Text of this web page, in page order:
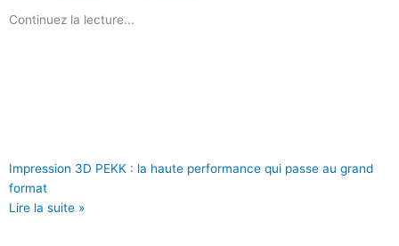
e
t
t
Continuez la lecture...
Impression 3D PEKK : la haute performance qui passe au grand
format
Lire la suite »